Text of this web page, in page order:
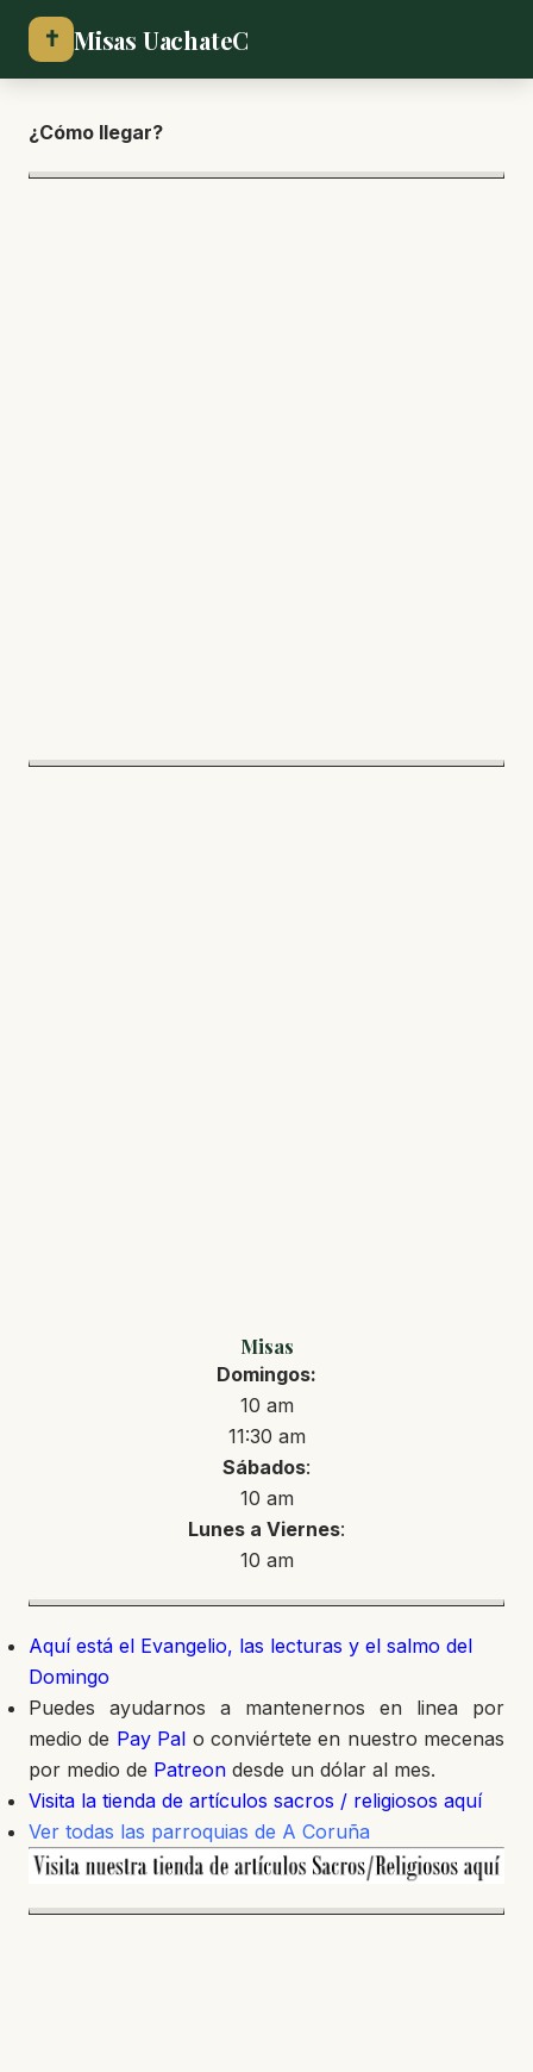
✝ Misas UachateC
¿Cómo llegar?
Misas
Domingos:
10 am
11:30 am
Sábados:
10 am
Lunes a Viernes:
10 am
Aquí está el Evangelio, las lecturas y el salmo del
Domingo
Puedes ayudarnos a mantenernos en linea por
medio de Pay Pal o conviértete en nuestro mecenas
por medio de Patreon desde un dólar al mes.
Visita la tienda de artículos sacros / religiosos aquí
Ver todas las parroquias de A Coruña